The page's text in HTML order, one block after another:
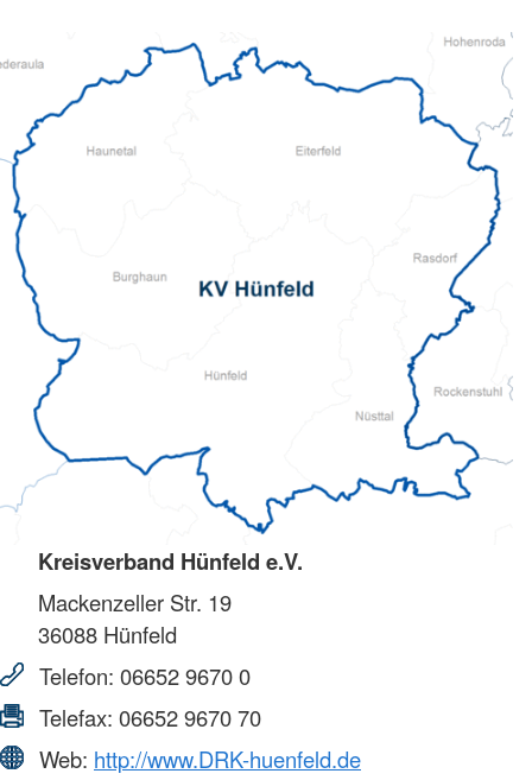
Kreisverband Hünfeld e.V.
Mackenzeller Str. 19
36088 Hünfeld
Telefon: 06652 9670 0
Telefax: 06652 9670 70
Web: http://www.DRK-huenfeld.de